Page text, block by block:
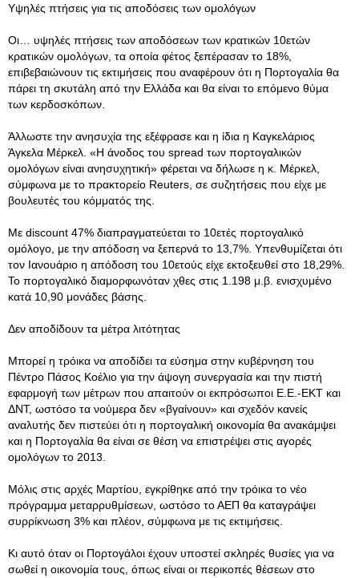
Υψηλές πτήσεις για τις αποδόσεις των ομολόγων
Οι… υψηλές πτήσεις των αποδόσεων των κρατικών 10ετών
κρατικών ομολόγων, τα οποία φέτος ξεπέρασαν το 18%,
επιβεβαιώνουν τις εκτιμήσεις που αναφέρουν ότι η Πορτογαλία θα
πάρει τη σκυτάλη από την Ελλάδα και θα είναι το επόμενο θύμα
των κερδοσκόπων.
Άλλωστε την ανησυχία της εξέφρασε και η ίδια η Καγκελάριος
Άγκελα Μέρκελ. «Η άνοδος του spread των πορτογαλικών
ομολόγων είναι ανησυχητική» φέρεται να δήλωσε η κ. Μέρκελ,
σύμφωνα με το πρακτορείο Reuters, σε συζητήσεις που είχε με
βουλευτές του κόμματός της.
Με discount 47% διαπραγματεύεται το 10ετές πορτογαλικό
ομόλογο, με την απόδοση να ξεπερνά το 13,7%. Υπενθυμίζεται ότι
τον Ιανουάριο η απόδοση του 10ετούς είχε εκτοξευθεί στο 18,29%.
Το πορτογαλικό διαμορφωνόταν χθες στις 1.198 μ.β. ενισχυμένο
κατά 10,90 μονάδες βάσης.
Δεν αποδίδουν τα μέτρα λιτότητας
Μπορεί η τρόικα να αποδίδει τα εύσημα στην κυβέρνηση του
Πέντρο Πάσος Κοέλιο για την άψογη συνεργασία και την πιστή
εφαρμογή των μέτρων που απαιτούν οι εκπρόσωποι Ε.Ε.-ΕΚΤ και
ΔΝΤ, ωστόσο τα νούμερα δεν «βγαίνουν» και σχεδόν κανείς
αναλυτής δεν πιστεύει ότι η πορτογαλική οικονομία θα ανακάμψει
και η Πορτογαλία θα είναι σε θέση να επιστρέψει στις αγορές
ομολόγων το 2013.
Μόλις στις αρχές Μαρτίου, εγκρίθηκε από την τρόικα το νέο
πρόγραμμα μεταρρυθμίσεων, ωστόσο το ΑΕΠ θα καταγράψει
συρρίκνωση 3% και πλέον, σύμφωνα με τις εκτιμήσεις.
Κι αυτό όταν οι Πορτογάλοι έχουν υποστεί σκληρές θυσίες για να
σωθεί η οικονομία τους, όπως είναι οι περικοπές θέσεων στο